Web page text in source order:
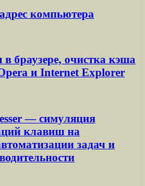
компьютера
браузере, очистка кэша
и Internet Explorer
— симуляция
клавиш на
задач и